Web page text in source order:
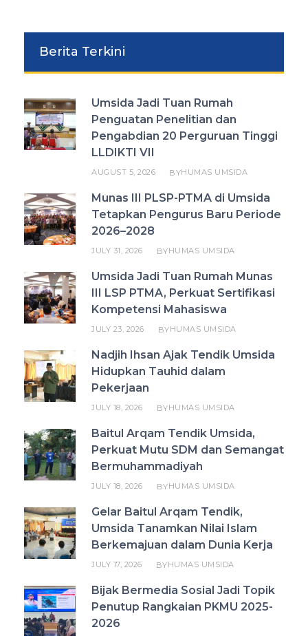
Berita Terkini
Umsida Jadi Tuan Rumah
Penguatan Penelitian dan
Pengabdian 20 Perguruan Tinggi
LLDIKTI VII
AUGUST 5, 2026 BYHUMAS UMSIDA
Munas III PLSP-PTMA di Umsida
Tetapkan Pengurus Baru Periode
2026–2028
JULY 31, 2026 BYHUMAS UMSIDA
Umsida Jadi Tuan Rumah Munas
III LSP PTMA, Perkuat Sertifikasi
Kompetensi Mahasiswa
JULY 23, 2026 BYHUMAS UMSIDA
Nadjih Ihsan Ajak Tendik Umsida
Hidupkan Tauhid dalam
Pekerjaan
JULY 18, 2026 BYHUMAS UMSIDA
Baitul Arqam Tendik Umsida,
Perkuat Mutu SDM dan Semangat
Bermuhammadiyah
JULY 18, 2026 BYHUMAS UMSIDA
Gelar Baitul Arqam Tendik,
Umsida Tanamkan Nilai Islam
Berkemajuan dalam Dunia Kerja
JULY 17, 2026 BYHUMAS UMSIDA
Bijak Bermedia Sosial Jadi Topik
Penutup Rangkaian PKMU 2025-
2026